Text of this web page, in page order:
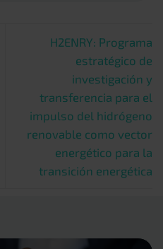
H2ENRY: Programa
estratégico de
investigación y
transferencia para el
impulso del hidrógeno
renovable como vector
energético para la
transición energética